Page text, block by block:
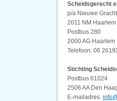
Scheidsgerecht
p/a Nieuwe
2011 NM Haarlem
Postbus 280
2000 AG Haarlem
Telefoon: 06
Stichting
Postbus 61024
2506 AA Den
E-mailadres: